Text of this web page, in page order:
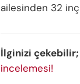
ailesinden 32
İlginizi çekebilir;
incelemesi!